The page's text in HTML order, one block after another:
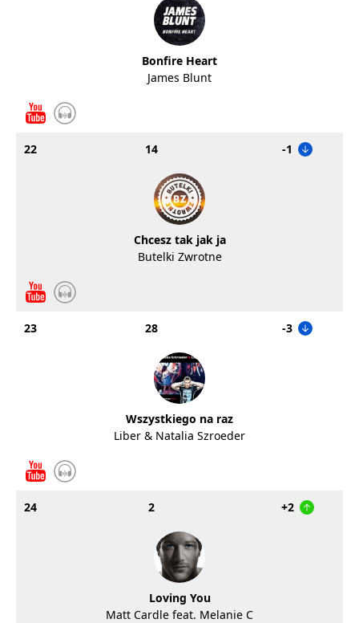
Bonfire Heart
James Blunt
22 14 -1
Chcesz tak jak ja
Butelki Zwrotne
23 28 -3
Wszystkiego na raz
Liber & Natalia Szroeder
24 2 +2
Loving You
Matt Cardle feat. Melanie C